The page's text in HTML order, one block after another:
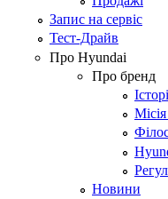
Запис на сервіс
Тест-Драйв
Про Hyundai
Про бренд
Новини